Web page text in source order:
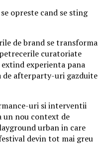
opreste cand se sting
de brand se transforma
curatoriate
experienta pana
afterparty-uri gazduite
uri si interventii
un nou context de
urban in care
devin tot mai greu